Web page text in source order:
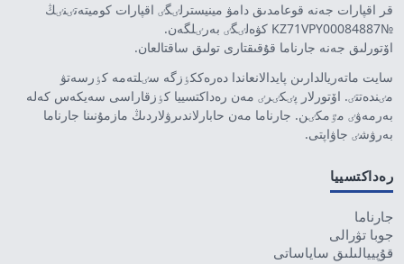
قر اقپارات جەنە قوعامدىق دامۋ مينيسترلٸگٸ اقپارات كوميتەتٸنٸڭ
№KZ71VPY00084887 كۋەلٸگٸ بەرٸلگەن.
اۆتورلىق جەنە جارناما قۇقىقتارى تولىق ساقتالعان.
سايت ماتەريالدارىن پايدالانعاندا دەرەككٶزگە سٸلتەمە كٶرسەتۋ
مٸندەتتٸ. اۆتورلار پٸكٸرٸ مەن رەداكتسييا كٶزقاراسى سەيكەس كەلە
بەرمەۋٸ مٷمكٸن. جارناما مەن حابارلاندىرۋلاردىڭ مازمۇنىنا جارناما
بەرۋشٸ جاۋاپتى.
رەداكتسييا
جارناما
جوبا تۋرالى
قۇپييالىلىق ساياساتى